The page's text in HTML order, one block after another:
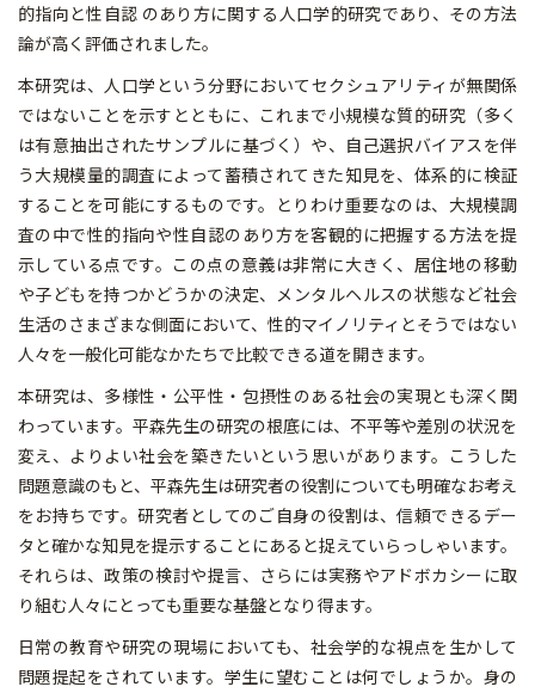
的指向と性自認 のあり方に関する人口学的研究であり、その方法
論が高く評価されました。
本研究は、人口学という分野においてセクシュアリティが無関係
ではないことを示すとともに、これまで小規模な質的研究（多く
は有意抽出されたサンプルに基づく）や、自己選択バイアスを伴
う大規模量的調査によって蓄積されてきた知見を、体系的に検証
することを可能にするものです。とりわけ重要なのは、大規模調
査の中で性的指向や性自認のあり方を客観的に把握する方法を提
示している点です。この点の意義は非常に大きく、居住地の移動
や子どもを持つかどうかの決定、メンタルヘルスの状態など社会
生活のさまざまな側面において、性的マイノリティとそうではない
人々を一般化可能なかたちで比較できる道を開きます。
本研究は、多様性・公平性・包摂性のある社会の実現とも深く関
わっています。平森先生の研究の根底には、不平等や差別の状況を
変え、よりよい社会を築きたいという思いがあります。こうした
問題意識のもと、平森先生は研究者の役割についても明確なお考え
をお持ちです。研究者としてのご自身の役割は、信頼できるデー
タと確かな知見を提示することにあると捉えていらっしゃいます。
それらは、政策の検討や提言、さらには実務やアドボカシーに取
り組む人々にとっても重要な基盤となり得ます。
日常の教育や研究の現場においても、社会学的な視点を生かして
問題提起をされています。学生に望むことは何でしょうか。身の